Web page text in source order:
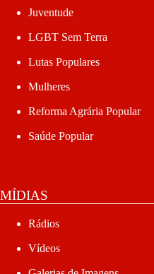
Juventude
LGBT Sem Terra
Lutas Populares
Mulheres
Reforma Agrária Popular
Saúde Popular
MÍDIAS
Rádios
Vídeos